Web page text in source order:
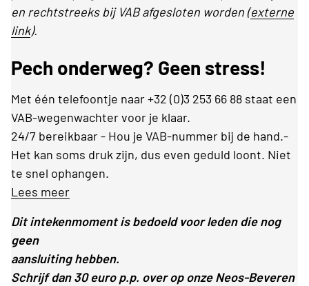
en rechtstreeks bij VAB afgesloten worden (externe
link).
Pech onderweg? Geen stress!
Met één telefoontje naar +32 (0)3 253 66 88 staat een
VAB-wegenwachter voor je klaar.
24/7 bereikbaar - Hou je VAB-nummer bij de hand.-
Het kan soms druk zijn, dus even geduld loont. Niet
te snel ophangen.
Lees meer
Dit intekenmoment is bedoeld voor leden die nog
geen
aansluiting hebben.
Schrijf dan 30 euro p.p. over op onze Neos-Beveren